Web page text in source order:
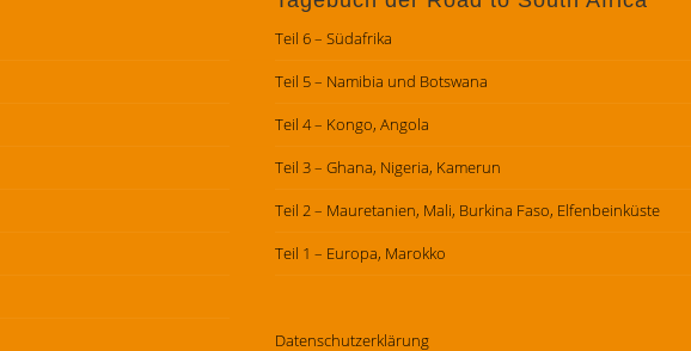
Teil 6 – Südafrika
Teil 5 – Namibia und Botswana
Teil 4 – Kongo, Angola
Teil 3 – Ghana, Nigeria, Kamerun
Teil 2 – Mauretanien, Mali, Burkina Faso, Elfenbeinküste
Teil 1 – Europa, Marokko
Datenschutz­erklärung